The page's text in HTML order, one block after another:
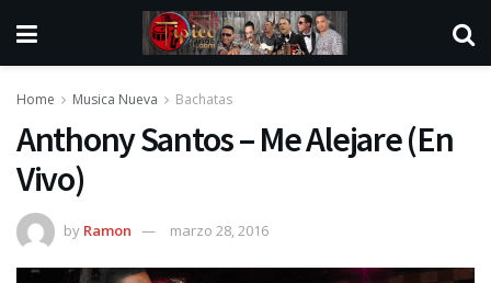
Home Musica Nueva Bachatas
Anthony Santos – Me Alejare (En
Vivo)
by Ramon marzo 28, 2016